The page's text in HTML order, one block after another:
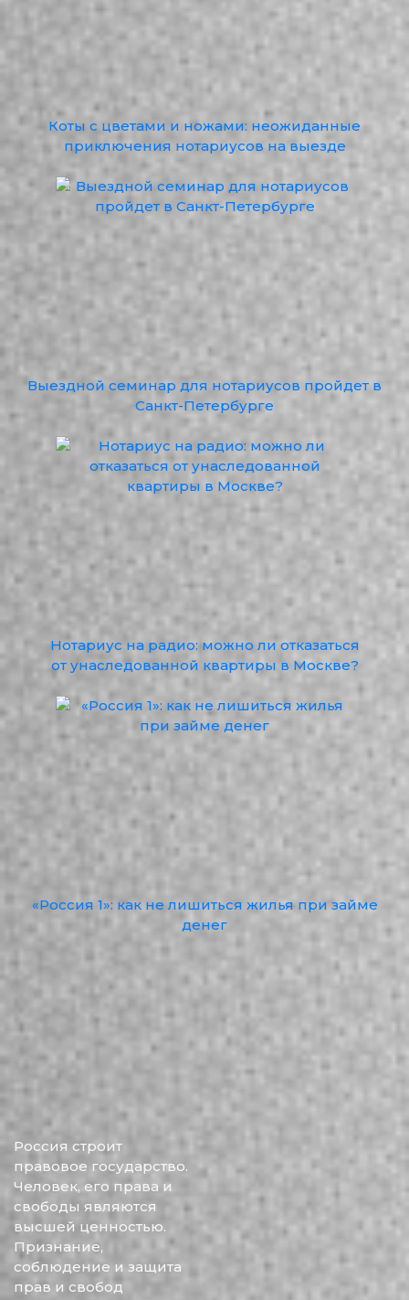
Коты с цветами и ножами: неожиданные
приключения нотариусов на выезде
Выездной семинар для нотариусов пройдет в
Санкт-Петербурге
Нотариус на радио: можно ли отказаться
от унаследованной квартиры в Москве?
«Россия 1»: как не лишиться жилья при займе
денег
Россия строит
правовое государство.
Человек, его права и
свободы являются
высшей ценностью.
Признание,
соблюдение и защита
прав и свобод